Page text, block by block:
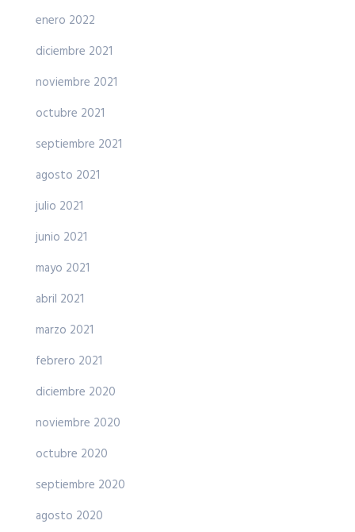
enero 2022
diciembre 2021
noviembre 2021
octubre 2021
septiembre 2021
agosto 2021
julio 2021
junio 2021
mayo 2021
abril 2021
marzo 2021
febrero 2021
diciembre 2020
noviembre 2020
octubre 2020
septiembre 2020
agosto 2020